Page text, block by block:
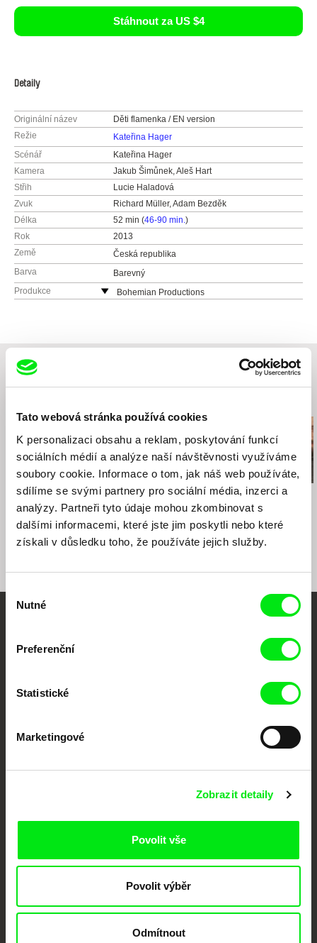
Tato webová stránka používá cookies
K personalizaci obsahu a reklam, poskytování funkcí
sociálních médií a analýze naší návštěvnosti využíváme
soubory cookie. Informace o tom, jak náš web používáte,
sdílíme se svými partnery pro sociální média, inzerci a
analýzy. Partneři tyto údaje mohou zkombinovat s
dalšími informacemi, které jste jim poskytli nebo které
získali v důsledku toho, že používáte jejich služby.
Výběr
souhlasu
Nutné
Preferenční
Statistické
Marketingové
Zobrazit detaily
Povolit vše
Povolit výběr
Odmítnout
Stáhnout za US $4
Detaily
Originální název
Děti flamenka / EN version
Režie
Kateřina Hager
Scénář
Kateřina Hager
Kamera
Jakub Šimůnek, Aleš Hart
Střih
Lucie Haladová
Zvuk
Richard Müller, Adam Bezděk
Délka
52 min (46-90 min.)
Rok
2013
Země
Česká republika
Barva
Barevný
Produkce
Bohemian Productions
e-mail:katerina@bohemian-productions.cz
Kateřina Hager
Děti flamenka / CZ
verze
Andrea Sedláčková
Backstage
Peter Krištúfek
Momentky
posouvat hranice dokumentárního filmu, propagovat jeho rozmanitost a